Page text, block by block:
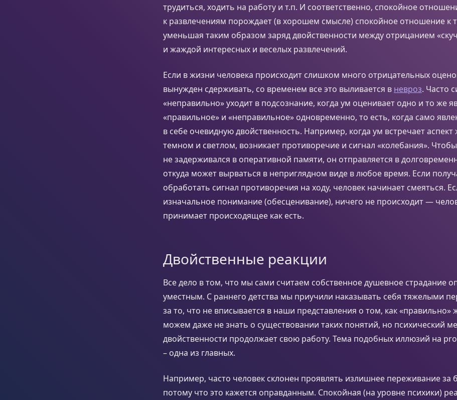
трудиться, ходить на работу и т.п. И соответственно, спокойное
к развлечениям порождает (в хорошем смысле) спокойное отношение к
уменьшая таким образом заряд двойственности между отрицанием
и жаждой интересных и веселых развлечений.
Если в жизни человека происходит слишком много отрицательных
вынужден сдерживать, со временем все это выливается в невроз. Часто
«неправильно» уходит в подсознание, когда ум оценивает одно и то же
«правильное» и «неправильное» одновременно, то есть, когда само
в себе очевидную двойственность. Например, когда ум встречает аспект
темном и светлом, возникает противоречие и сигнал «колебания». Чтобы
не задерживался в оперативной памяти, он отправляется в
откуда может вырваться в неприглядном виде в любое время. Если
обработать сигнал противоречия на ходу, человек начинает смеяться.
изначальное понимание (обесценивание), ничего не происходит —
принимает происходящее как есть.
Двойственные реакции
Все дело в том, что мы сами считаем собственное душевное страдание
уместным. С раннего детства мы приучили наказывать себя тяжелыми
за то, что не вписывается в наши представления о том, как
можем даже не знать о существовании таких понятий, но психический
двойственности продолжает свою работу. Тема подобных иллюзий на
– одна из главных.
Например, часто человек склонен проявлять излишнее переживание за
потому что это кажется оправданным. Спокойная (на уровне психики)